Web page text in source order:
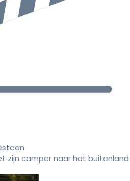
zijn camper naar het buitenland